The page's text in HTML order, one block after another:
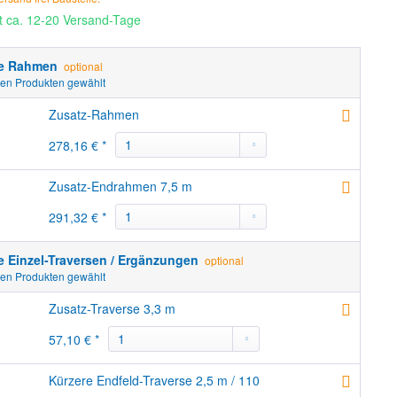
12-20 Versand-Tage
Rahmen optional
Produkten gewählt
Zusatz-Rahmen
278,16 € *
Zusatz-Endrahmen 7,5 m
291,32 € *
Einzel-Traversen / Ergänzungen optional
Produkten gewählt
Zusatz-Traverse 3,3 m
57,10 € *
Kürzere Endfeld-Traverse 2,5 m / 110